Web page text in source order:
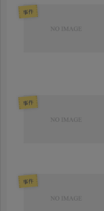
事件
事件
事件